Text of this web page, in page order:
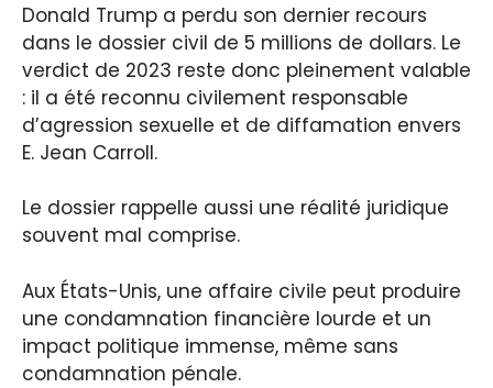
Donald Trump a perdu son dernier recours
dans le dossier civil de 5 millions de dollars. Le
verdict de 2023 reste donc pleinement valable
: il a été reconnu civilement responsable
d’agression sexuelle et de diffamation envers
E. Jean Carroll.
Le dossier rappelle aussi une réalité juridique
souvent mal comprise.
Aux États-Unis, une affaire civile peut produire
une condamnation financière lourde et un
impact politique immense, même sans
condamnation pénale.